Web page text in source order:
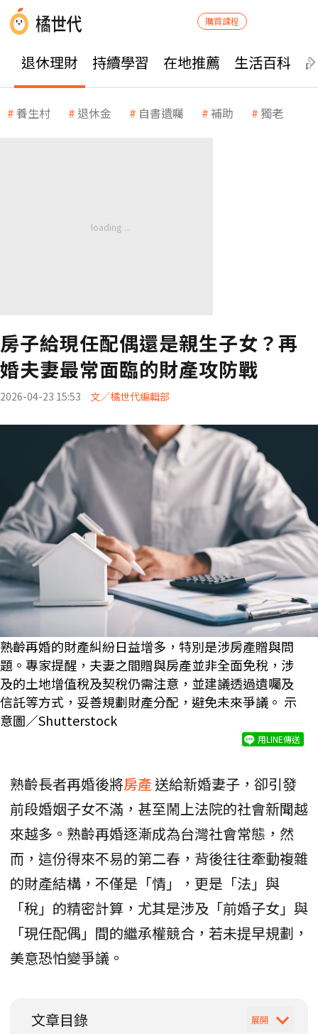
購買課程
退休理財 持續學習 在地推薦 生活百科
養生村 退休金 自書遺囑 補助 獨老
房子給現任配偶還是親生子女？再
婚夫妻最常面臨的財產攻防戰
2026-04-23 15:53 文／橘世代編輯部
熟齡再婚的財產糾紛日益增多，特別是涉房產贈與問
題。專家提醒，夫妻之間贈與房產並非全面免稅，涉
及的土地增值稅及契稅仍需注意，並建議透過遺囑及
信託等方式，妥善規劃財產分配，避免未來爭議。 示
意圖／Shutterstock
用LINE傳送
熟齡長者再婚後將房產送給新婚妻子，卻引發
前段婚姻子女不滿，甚至鬧上法院的社會新聞越
來越多。熟齡再婚逐漸成為台灣社會常態，然
而，這份得來不易的第二春，背後往往牽動複雜
的財產結構，不僅是「情」，更是「法」與
「稅」的精密計算，尤其是涉及「前婚子女」與
「現任配偶」間的繼承權競合，若未提早規劃，
美意恐怕變爭議。
文章目錄